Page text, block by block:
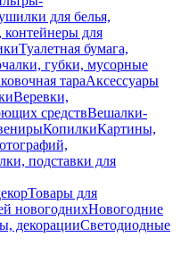
для белья,
для
Туалетная бумага,
губки, мусорные
тараАксессуары
Веревки,
средствВешалки-
КопилкиКартины,
подставки для
Товары для
новогоднихНовогодние
декорацииСветодиодные